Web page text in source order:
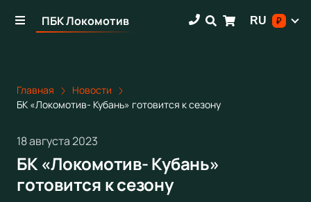
ПБК Локомотив RU ₽
Главная
Новости
БК «Локомотив- Кубань» готовится к сезону
18 августа 2023
БК «Локомотив- Кубань»
готовится к сезону